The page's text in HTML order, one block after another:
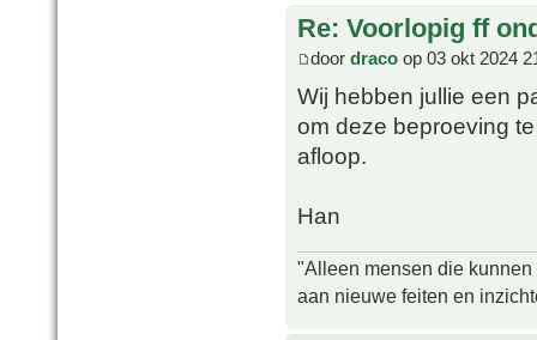
Re: Voorlopig ff
door draco op 03 okt 2024
Wij hebben jullie een
om deze beproeving
afloop.
Han
"Alleen mensen die
aan nieuwe feiten en